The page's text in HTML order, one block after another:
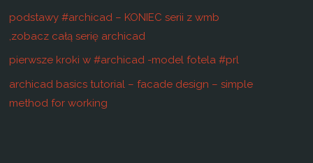
podstawy #archicad – KONIEC serii z wmb
,zobacz całą serię archicad
pierwsze kroki w #archicad -model fotela #prl
archicad basics tutorial – facade design – simple
method for working